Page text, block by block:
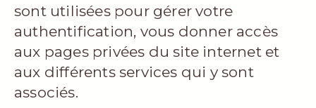
sont utilisées pour gérer votre
authentification, vous donner accès
aux pages privées du site internet et
aux différents services qui y sont
associés.